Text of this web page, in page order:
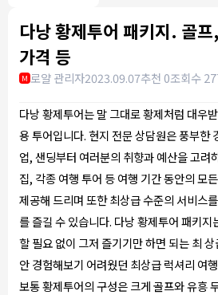
다낭 황제투어 패키지. 골
가격 등
M 로얄 관리자2023.09.07추천 0조회수
다낭 황제투어는 말 그대로 황제처럼 대우
용 투어입니다. 현지 전문 상담원은 풍부한
업, 샌딩부터 여러분의 취향과 예산을 고려
집, 각종 여행 투어 등 여행 기간 동안의 모
제공해 드리며 또한 최상급 수준의 서비스
를 즐길 수 있습니다. 다낭 황제투어 패키지
할 필요 없이 그저 즐기기만 하면 되는 최
안 경험해보기 어려웠던 최상급 럭셔리 여
보통 황제투어의 구성은 크게 골프와 유흥